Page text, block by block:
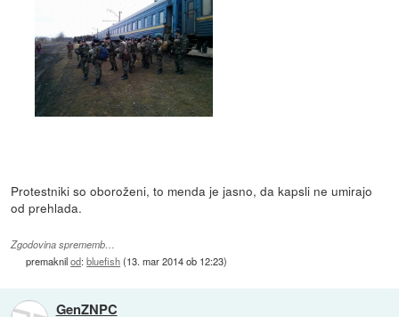
Protestniki so oboroženi, to menda je jasno, da kapsli ne umirajo
od prehlada.
Zgodovina sprememb…
premaknilod:bluefish(13. mar 2014 ob 12:23)
GenZNPC